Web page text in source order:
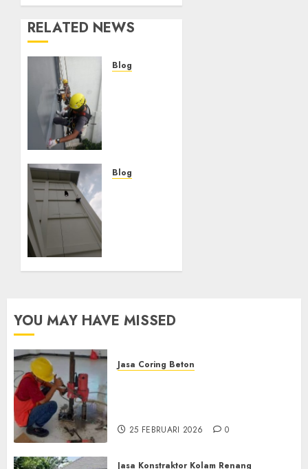
RELATED NEWS
Blog
Blog
YOU MAY HAVE MISSED
Jasa Coring Beton
25 FEBRUARI 2026 0
Jasa Konstraktor Kolam Renang